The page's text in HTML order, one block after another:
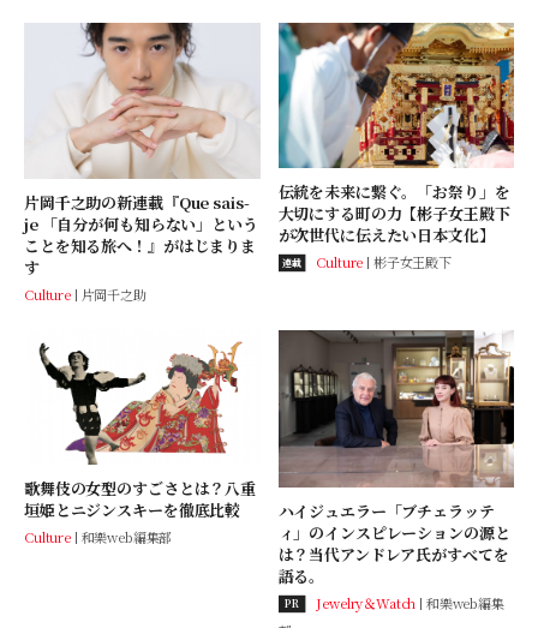
片岡千之助の新連載『Que sais-
je 「自分が何も知らない」という
ことを知る旅へ！』がはじまりま
す
Culture 片岡千之助
伝統を未来に繋ぐ。「お祭り」を
大切にする町の力【彬子女王殿下
が次世代に伝えたい日本文化】
連載 Culture 彬子女王殿下
歌舞伎の女型のすごさとは？八重
垣姫とニジンスキーを徹底比較
Culture 和樂web編集部
ハイジュエラー「ブチェラッテ
ィ」のインスピレーションの源と
は？当代アンドレア氏がすべてを
語る。
PR Jewelry＆Watch 和樂web編集